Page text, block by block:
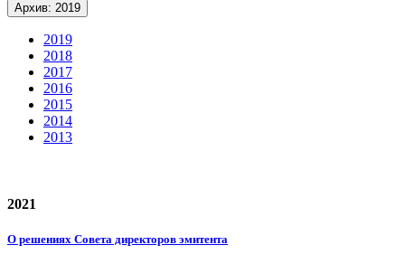
Архив: 2019
2019
2018
2017
2016
2015
2014
2013
2021
О решениях Совета директоров эмитента